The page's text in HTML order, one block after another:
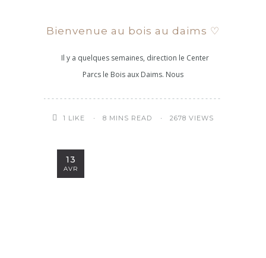
Bienvenue au bois au daims ♡
Il y a quelques semaines, direction le Center
Parcs le Bois aux Daims. Nous
1 LIKE 8 MINS READ 2678 VIEWS
13
AVR